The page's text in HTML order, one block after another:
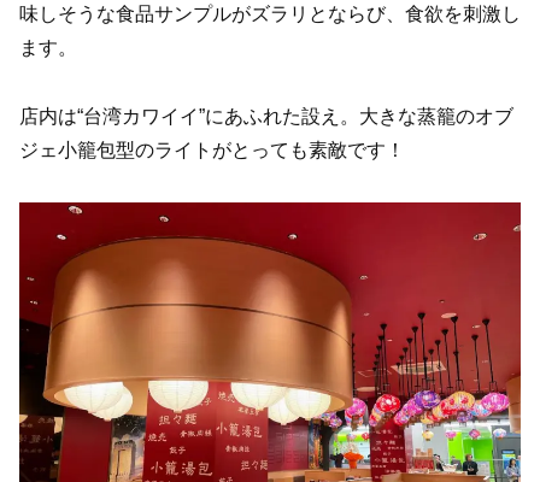
味しそうな食品サンプルがズラリとならび、食欲を刺激し
ます。
店内は“台湾カワイイ”にあふれた設え。大きな蒸籠のオブ
ジェ小籠包型のライトがとっても素敵です！